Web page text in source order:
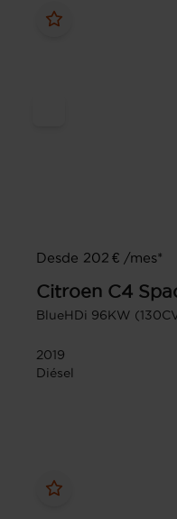
Desde 202 € /mes*
Citroen C4
BlueHDi 96KW
2019
Diésel